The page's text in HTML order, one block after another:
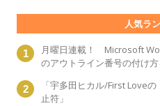
人気ラ
月曜日連載！ Microsoft
のアウトライン番号の付け
「宇多田ヒカル/First Love
止符」